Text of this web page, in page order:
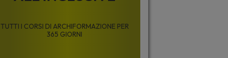
TUTTI I CORSI DI ARCHIFORMAZIONE PER
365 GIORNI